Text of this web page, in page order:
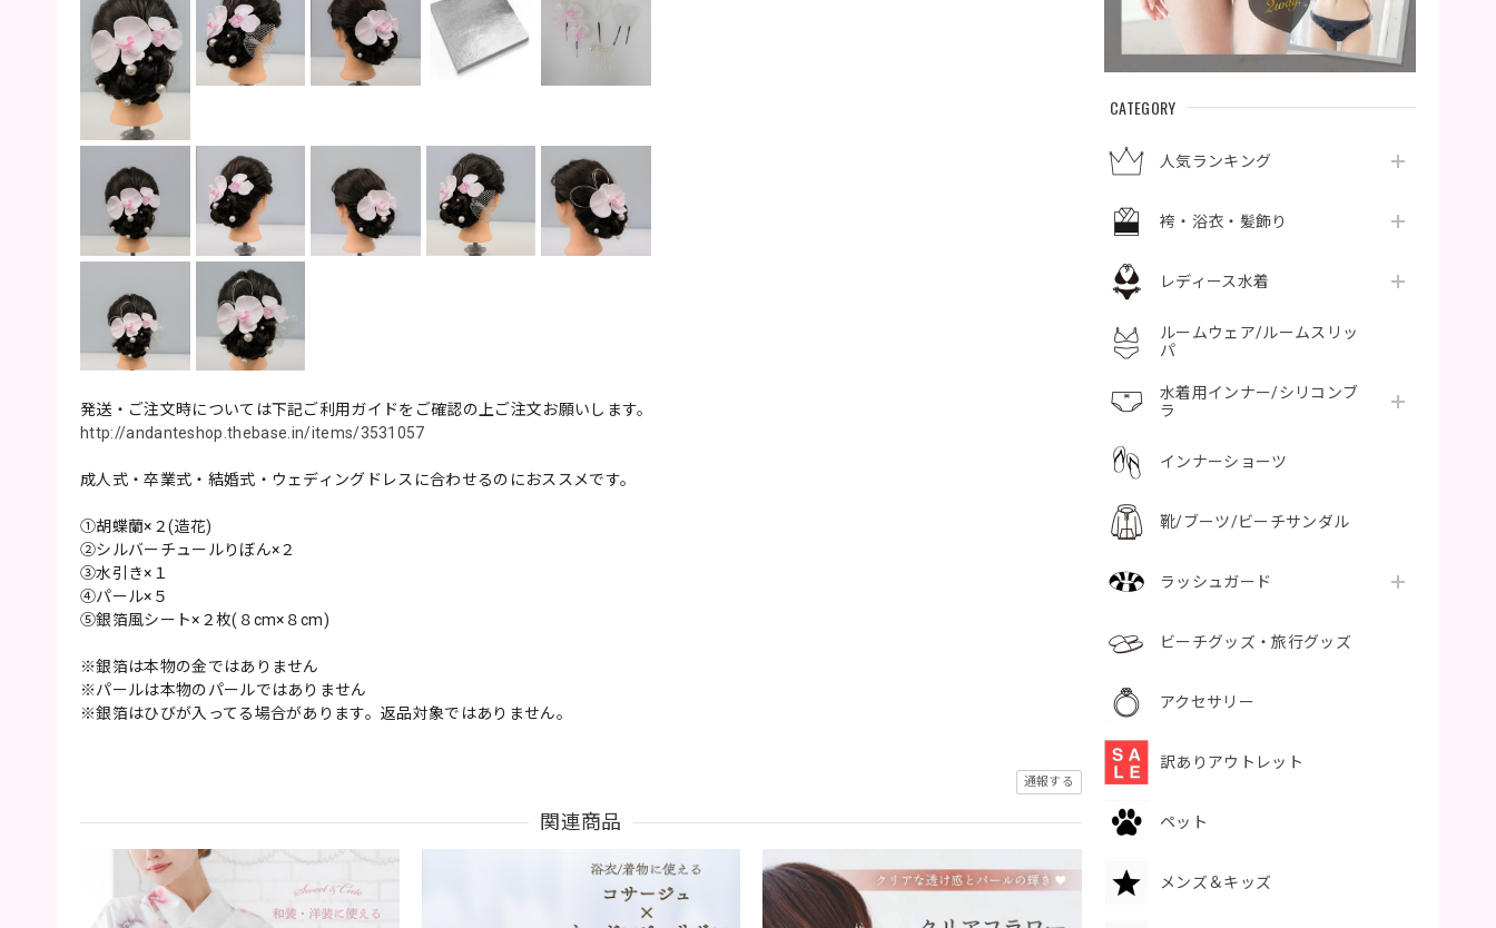
CATEGORY
人気ランキング
袴・浴衣・髪飾り
レディース水着
ルームウェア/ルームスリッ
パ
水着用インナー/シリコンブ
ラ
インナーショーツ
靴/ブーツ/ビーチサンダル
ラッシュガード
ビーチグッズ・旅行グッズ
アクセサリー
訳ありアウトレット
ペット
メンズ＆キッズ
発送・ご注文時については下記ご利用ガイドをご確認の上ご注文お願いします。
http://andanteshop.thebase.in/items/3531057
成人式・卒業式・結婚式・ウェディングドレスに合わせるのにおススメです。
①胡蝶蘭×２(造花)
②シルバーチュールりぼん×２
③水引き×１
④パール×５
⑤銀箔風シート×２枚(８cm×８cm)
※銀箔は本物の金ではありません
※パールは本物のパールではありません
※銀箔はひびが入ってる場合があります。返品対象ではありません。
通報する
関連商品